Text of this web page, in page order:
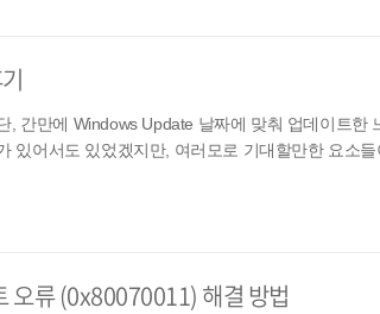
간만에 Windows Update 날짜에 맞춰 업데이트한
어서도 있었겠지만, 여러모로 기대할만한 요소들
오류 (0x80070011) 해결 방법